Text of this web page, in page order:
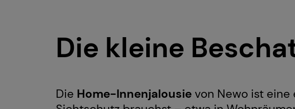
Die kleine
Die Home-Innenjalousievon Newo ist